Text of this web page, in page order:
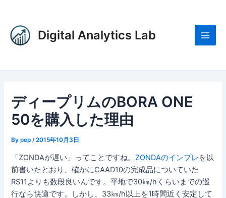
Digital Analytics Lab
ディープリムのBORA ONE
50を購入した理由
Bypep /2015年10月3日
「ZONDAが遅い」ってことですね。 ZONDAのインプレを以
前書いたとおり、確かにCAAD10の完成品についていた
RS11よりも数段良いんです。平地で30㎞/hくらいまでの巡
行なら快適です。しかし、33㎞/h以上を1時間近く安定して